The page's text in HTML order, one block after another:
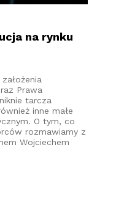
na rynku
Prawa
tarcza
inne małe
O tym, co
rozmawiamy z
Wojciechem